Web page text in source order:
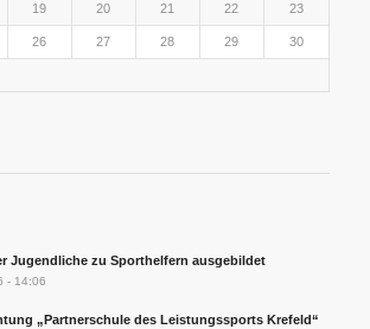
19 20 21 22 23
26 27 28 29 30
Jugendliche zu Sporthelfern ausgebildet
- 14:06
„Partnerschule des Leistungssports Krefeld“